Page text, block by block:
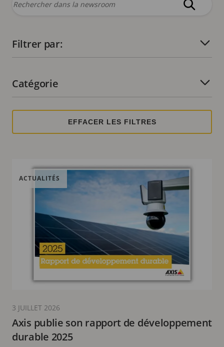
Filtrer par:
Nombre de filtres actifs :
Catégorie
Nombre de filtres actifs :
Axis publie son rapport de développement
durable 2025
ACTUALITÉS
3 JUILLET 2026